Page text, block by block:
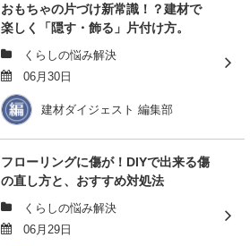
おもちゃの片づけ新常識！？建材で
楽しく「隠す・飾る」片付け方。
くらしの悩み解決
06月30日
建材ダイジェスト 編集部
フローリングに傷が！DIYで出来る傷
の直し方と、おすすめ対処法
くらしの悩み解決
06月29日